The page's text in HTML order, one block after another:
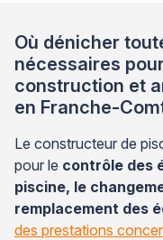
Où dénicher
nécessaires
construction et
en Franche-
Le constructeur de
pour le contrôle des
piscine, le
remplacement des
des prestations